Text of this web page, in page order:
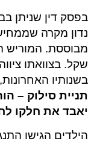
נדון מקרה
שקל. בצוואתו
בשנותיו
תניית סילוק –
יאבד את חלקו
הילדים הגישו